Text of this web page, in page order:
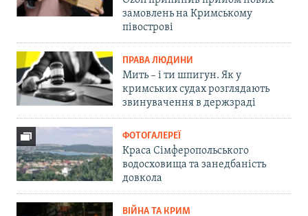
замовлень на Кримському
півострові
ПРАВА ЛЮДИНИ
Мить – і ти шпигун. Як у
кримських судах розглядають
звинувачення в держзраді
ФОТОГАЛЕРЕЇ
Краса Сімферопольського
водосховища та занедбаність
довкола
ВІЙНА ТА КРИМ